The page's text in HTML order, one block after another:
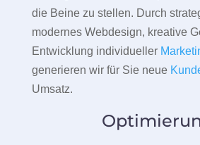
die Beine zu stellen. Durch
modernes Webdesign, kreative
Entwicklung individueller
generieren wir für Sie neue
Umsatz.